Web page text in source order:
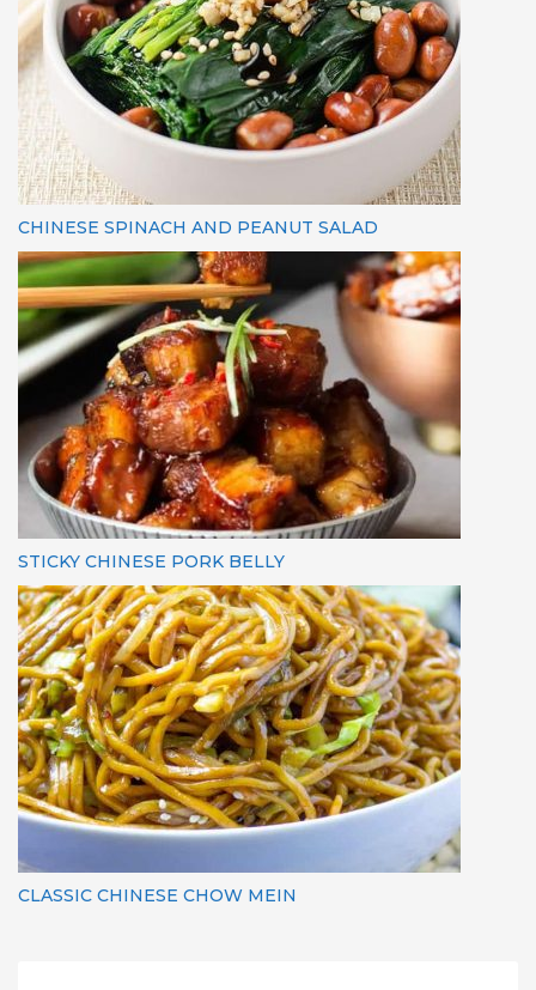
CHINESE SPINACH AND PEANUT SALAD
STICKY CHINESE PORK BELLY
CLASSIC CHINESE CHOW MEIN